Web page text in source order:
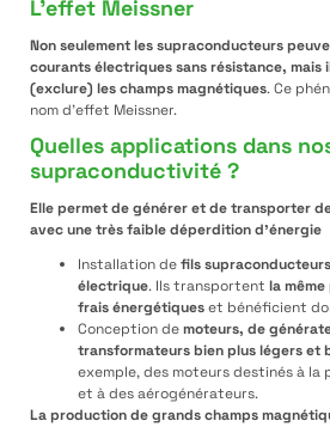
L’effet Meissner
Non seulement les supraconducteurs
courants électriques sans résistance, mais
(exclure) les champs magnétiques. Ce
nom d’effet Meissner.
Quelles applications dans
supraconductivité ?
Elle permet de générer et de transporter
avec une très faible déperdition d’énergie
Installation defils
électrique. Ils transportent la
frais énergétiqueset bénéficient
Conception demoteurs, de
transformateurs bien plus légers et
exemple, des moteurs destinés à la
et à des aérogénérateurs.
La production de grands champs